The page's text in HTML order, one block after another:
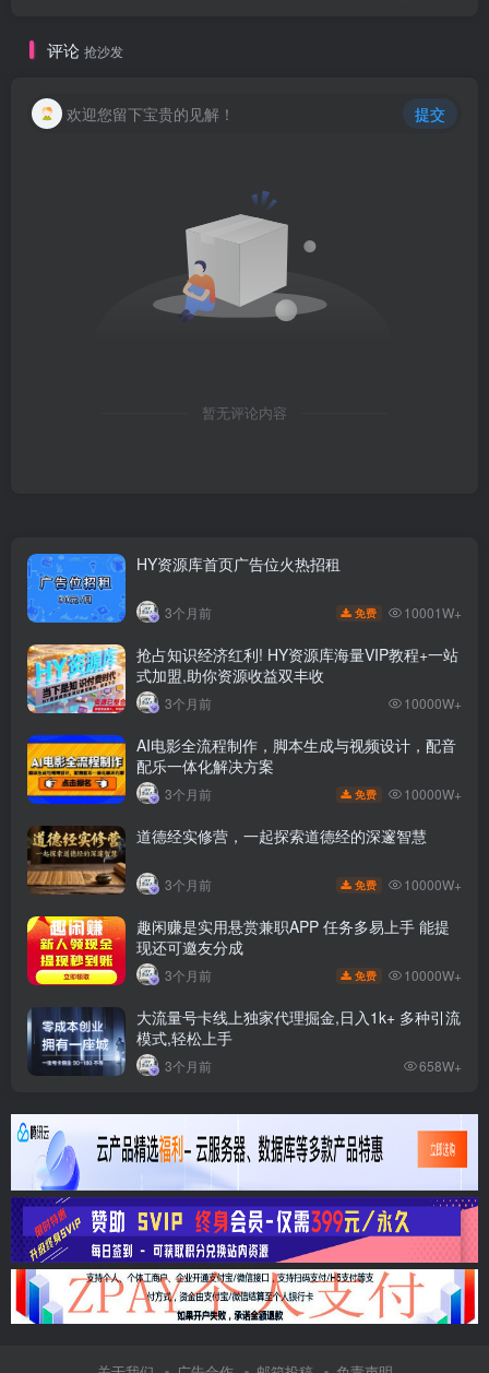
评论 抢沙发
欢迎您留下宝贵的见解！ 提交
暂无评论内容
HY资源库首页广告位火热招租
3个月前 免费 10001W+
抢占知识经济红利! HY资源库海量VIP教程+一站
式加盟,助你资源收益双丰收
3个月前 10000W+
AI电影全流程制作，脚本生成与视频设计，配音
配乐一体化解决方案
3个月前 免费 10000W+
道德经实修营，一起探索道德经的深邃智慧
3个月前 免费 10000W+
趣闲赚是实用悬赏兼职APP 任务多易上手 能提
现还可邀友分成
3个月前 免费 10000W+
大流量号卡线上独家代理掘金,日入1k+ 多种引流
模式,轻松上手
3个月前 658W+